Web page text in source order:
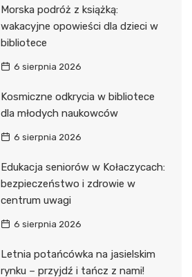
Morska podróż z książką:
wakacyjne opowieści dla dzieci w
bibliotece
6 sierpnia 2026
Kosmiczne odkrycia w bibliotece
dla młodych naukowców
6 sierpnia 2026
Edukacja seniorów w Kołaczycach:
bezpieczeństwo i zdrowie w
centrum uwagi
6 sierpnia 2026
Letnia potańcówka na jasielskim
rynku – przyjdź i tańcz z nami!